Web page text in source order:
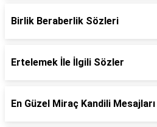
Birlik Beraberlik Sözleri
Ertelemek İle İlgili Sözler
En Güzel Miraç Kandili Mesajları